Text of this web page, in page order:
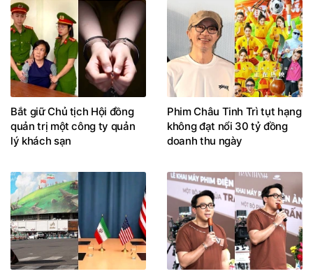
Bắt giữ Chủ tịch Hội đồng
quản trị một công ty quản
lý khách sạn
Phim Châu Tinh Trì tụt hạng
không đạt nổi 30 tỷ đồng
doanh thu ngày